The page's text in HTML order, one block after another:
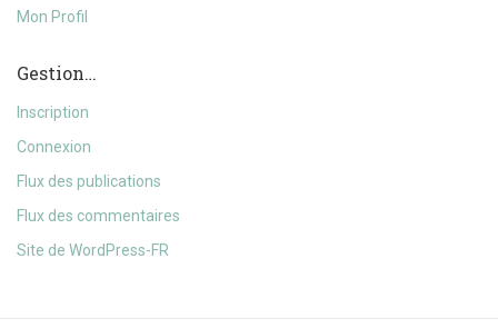
Mon Profil
Gestion…
Inscription
Connexion
Flux des publications
Flux des commentaires
Site de WordPress-FR